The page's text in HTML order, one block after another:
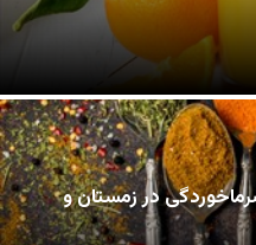
در زمستان و